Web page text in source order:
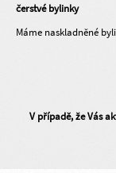
čerstvé bylinky
Máme naskladněné
V případě, že Vás